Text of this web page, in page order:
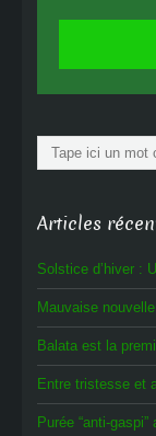
Rechercher
Articles
Solstice d’hiver :
Mauvaise
Balata est la
Entre tristesse et
Purée “anti-